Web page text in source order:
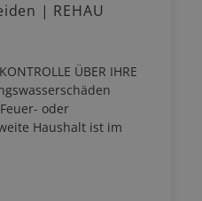
| REHAU
ÜBER IHRE
oder
Haushalt ist im